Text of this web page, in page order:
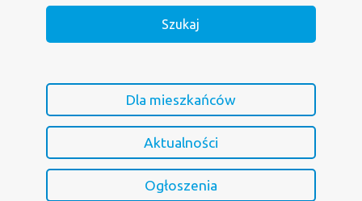
Dla mieszkańców
Aktualności
Ogłoszenia